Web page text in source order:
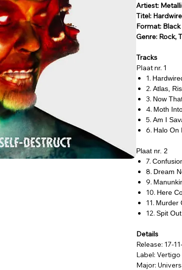
Artiest:
Titel:
Format: Black
Genre: Rock,
Tracks
Plaat nr. 1
1.
2. Atlas,
3. Now
4. Moth
5. Am I
6. Halo On
Plaat nr. 2
7.
8. Dream
9.
10. Here
11. Murder
12. Spit
Details
Release: 17-
Label: Vertigo
Major: